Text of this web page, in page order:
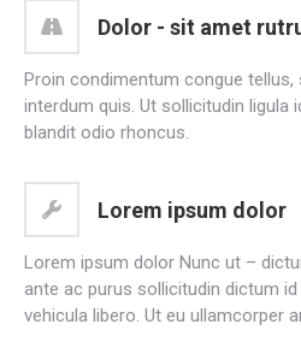
Dolor - sit amet
Proin condimentum congue
interdum quis. Ut sollicitudin ligula
blandit odio rhoncus.
Lorem ipsum dolor
Lorem ipsum dolor Nunc ut –
ante ac purus sollicitudin dictum
vehicula libero. Ut eu ullamcorper